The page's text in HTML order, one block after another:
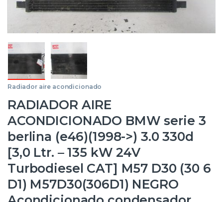
Radiador aire acondicionado
RADIADOR AIRE
ACONDICIONADO BMW serie 3
berlina (e46)(1998->) 3.0 330d
[3,0 Ltr. – 135 kW 24V
Turbodiesel CAT] M57 D30 (30 6
D1) M57D30(306D1) NEGRO